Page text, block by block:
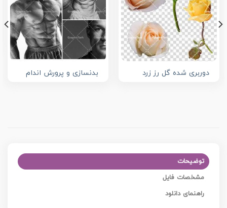
دوربری شده گل رز زرد بدنسازی و پرورش اندام
توضیحات
مشخصات فایل
راهنمای دانلود